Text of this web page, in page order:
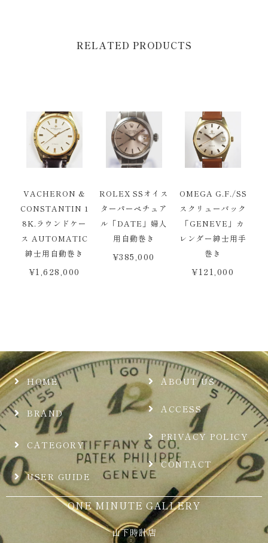
RELATED PRODUCTS
VACHERON &
CONSTANTIN 1
8K.ラウンドケー
ス AUTOMATIC
紳士用自動巻き
¥1,628,000
ROLEX SSオイス
ターパーペチュア
ル「DATE」婦人
用自動巻き
¥385,000
OMEGA G.F./SS
スクリューバック
「GENEVE」カ
レンダー紳士用手
巻き
¥121,000
HOME
BRAND
CATEGORY
USER GUIDE
ABOUT US
ACCESS
PRIVACY POLICY
CONTACT
ONE MINUTE GALLERY
山下時計店